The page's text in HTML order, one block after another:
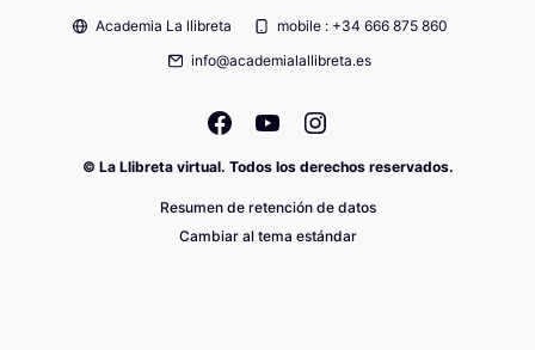
Academia La llibreta
mobile : +34 666 875 860
info@academialallibreta.es
© La Llibreta virtual. Todos los derechos reservados.
Resumen de retención de datos
Cambiar al tema estándar